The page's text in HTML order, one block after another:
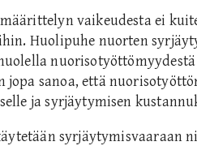
vaikeudesta ei
Huolipuhe nuorten
jopa sanoa, että
ja syrjäytymisen
syrjäytymisvaaraan